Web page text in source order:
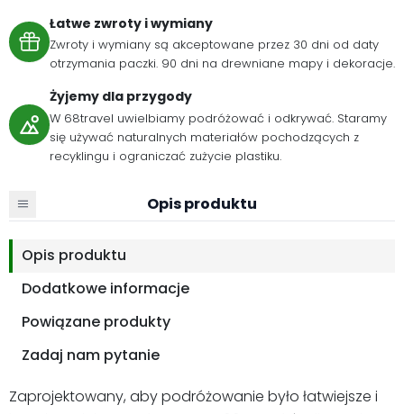
Łatwe zwroty i wymiany
Zwroty i wymiany są akceptowane przez 30 dni od daty
otrzymania paczki. 90 dni na drewniane mapy i dekoracje.
Żyjemy dla przygody
W 68travel uwielbiamy podróżować i odkrywać. Staramy
się używać naturalnych materiałów pochodzących z
recyklingu i ograniczać zużycie plastiku.
Opis produktu
Opis produktu
Dodatkowe informacje
Powiązane produkty
Zadaj nam pytanie
Zaprojektowany, aby podróżowanie było łatwiejsze i